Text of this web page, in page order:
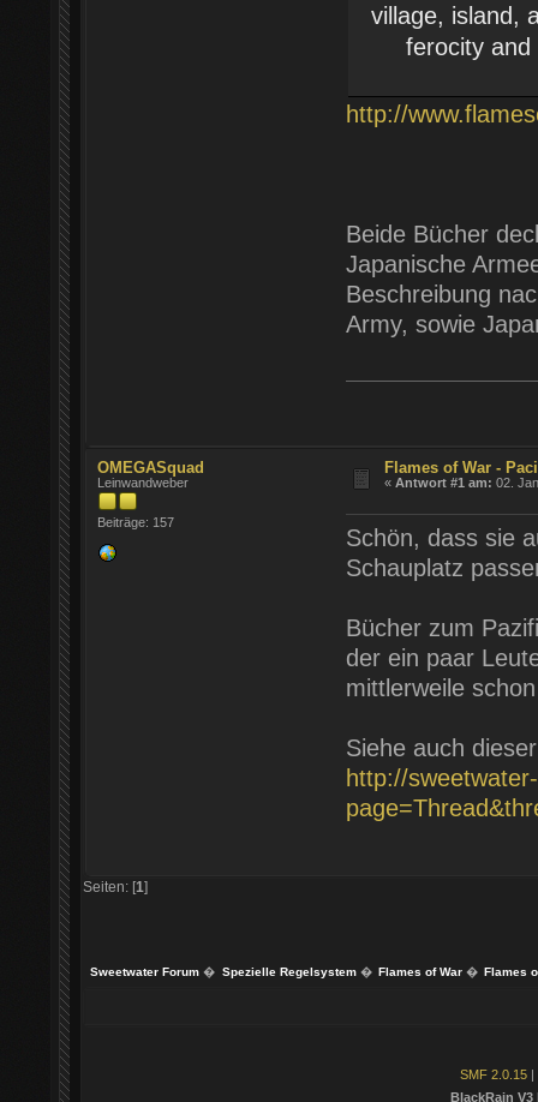
village, island,
ferocity
http://
Beide Bücher
Japanische
Beschreibung
Army, sowie
OMEGASquad
Leinwandweber
Beiträge: 157
Flames of War -
«Antwort #1 am: 02.
Schön, dass sie
Schauplatz
Bücher zum
der ein paar
mittlerweile
Siehe auch
http://
Seiten: [1]
Sweetwater Forum � Spezielle Regelsystem� Flames of War� Flames
SMF 2.0.15
BlackRain V3